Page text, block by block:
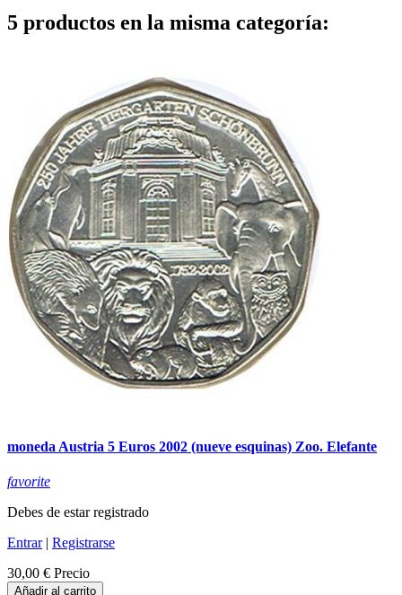
5 productos en la misma categoría:
moneda Austria 5 Euros 2002 (nueve esquinas) Zoo. Elefante
favorite
Debes de estar registrado
Entrar| Registrarse
30,00 € Precio
Añadir al carrito